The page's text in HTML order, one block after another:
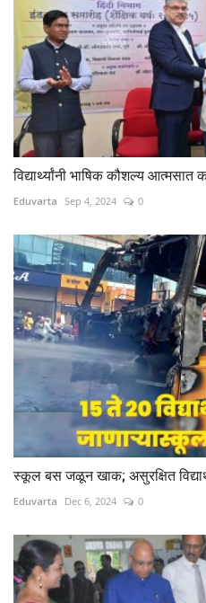
विद्यार्थ्यांनी भाषिक कौशल्य आत्मसात
Eduvarta Sep 4, 2024 0
स्कूल बस जळून खाक; असुरक्षित
Eduvarta Dec 6, 2024 0